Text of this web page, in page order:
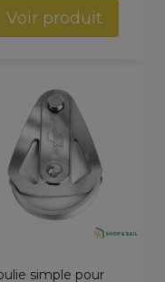
prix :
41,90 €
149,56 €
Voir produit
simple pour